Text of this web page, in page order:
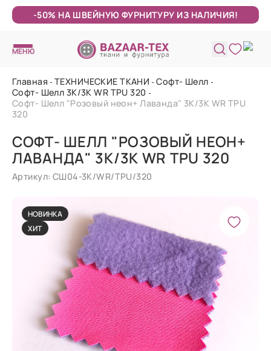
-50% НА ШВЕЙНУЮ ФУРНИТУРУ ИЗ НАЛИЧИЯ!
МЕНЮ
Главная ТЕХНИЧЕСКИЕ ТКАНИ
Софт- Шелл
Софт- Шелл 3K/3K WR TPU 320
Софт- Шелл "Розовый неон+ Лаванда" 3K/3K WR TPU
320
СОФТ- ШЕЛЛ "РОЗОВЫЙ НЕОН+
ЛАВАНДА" 3K/3K WR TPU 320
Артикул: СШ04-3K/WR/TPU/320
НОВИНКА
ХИТ